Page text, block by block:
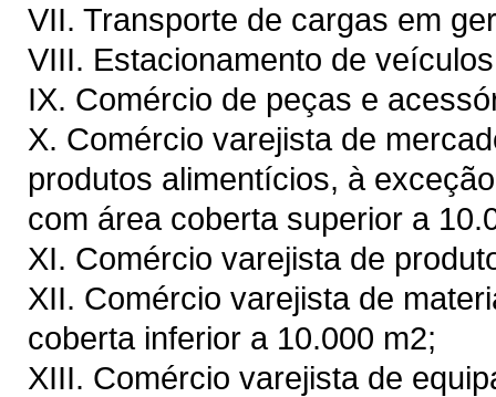
VII. Transporte de cargas em
VIII. Estacionamento de
IX. Comércio de peças e
X. Comércio varejista de
produtos alimentícios, à
com área coberta superior a
XI. Comércio varejista de
XII. Comércio varejista de
coberta inferior a 10.000 m2;
XIII. Comércio varejista de